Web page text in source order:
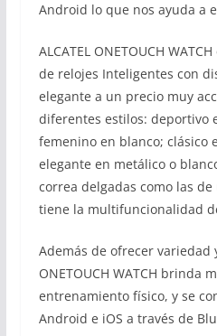
Android lo que nos ayuda a
ALCATEL ONETOUCH
de relojes Inteligentes con
elegante a un precio muy
diferentes estilos: deportivo
femenino en blanco; clásico
elegante en metálico o
correa delgadas como las
tiene la multifuncionalidad
Además de ofrecer variedad
ONETOUCH WATCH brinda
entrenamiento físico, y se
Android e iOS a través de